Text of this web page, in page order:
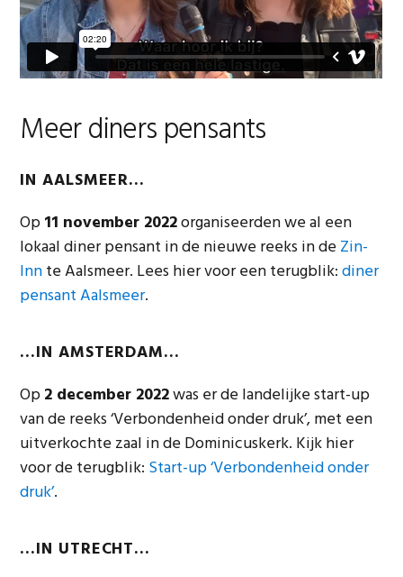
Meer diners pensants
IN AALSMEER…
Op11 november 2022organiseerden we al een
lokaal diner pensant in de nieuwe reeks in deZin-
Innte Aalsmeer. Lees hier voor een terugblik:diner
pensant Aalsmeer.
…IN AMSTERDAM…
Op2 december 2022was er de landelijke start-up
van de reeks ‘Verbondenheid onder druk’, met een
uitverkochte zaal in de Dominicuskerk. Kijk hier
voor de terugblik: Start-up ‘Verbondenheid onder
druk’.
…IN UTRECHT…